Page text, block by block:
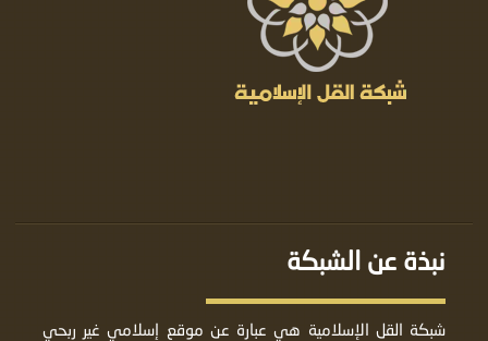
نبذة عن الشبكة
شبكة القل الإسلامية هي عبارة عن موقع إسلامي غير ربحي